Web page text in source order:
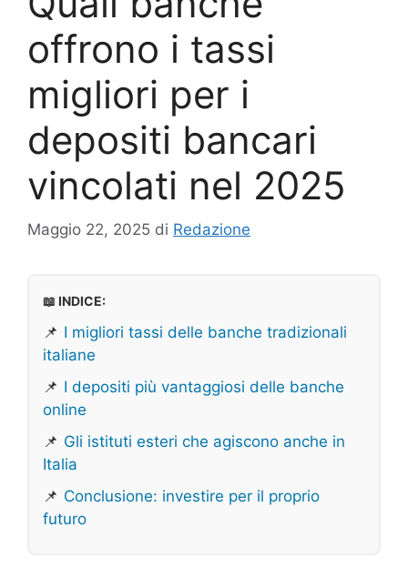
offrono i tassi
migliori per i
depositi bancari
vincolati nel 2025
Maggio 22, 2025 di Redazione
📖 INDICE:
📌 I migliori tassi delle banche tradizionali
italiane
📌 I depositi più vantaggiosi delle banche
online
📌 Gli istituti esteri che agiscono anche in
Italia
📌 Conclusione: investire per il proprio
futuro